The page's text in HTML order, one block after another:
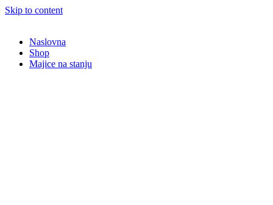
Skip to content
Naslovna
Shop
Majice na stanju